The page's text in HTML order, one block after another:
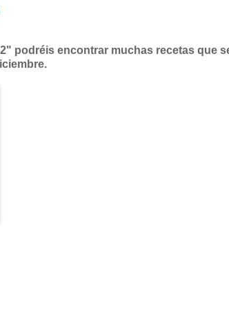
podréis encontrar muchas recetas que